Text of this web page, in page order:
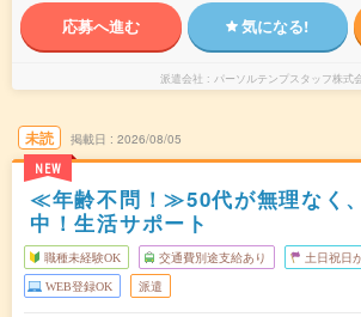
応募へ進む 気になる!
派遣会社 パーソルテンプスタッフ株式
未読
NEW
掲載日 2026/08/05
≪年齢不問！≫50代が無理なく
中！生活サポート
職種未経験OK 交通費別途支給あり 土日祝日
WEB登録OK 派遣